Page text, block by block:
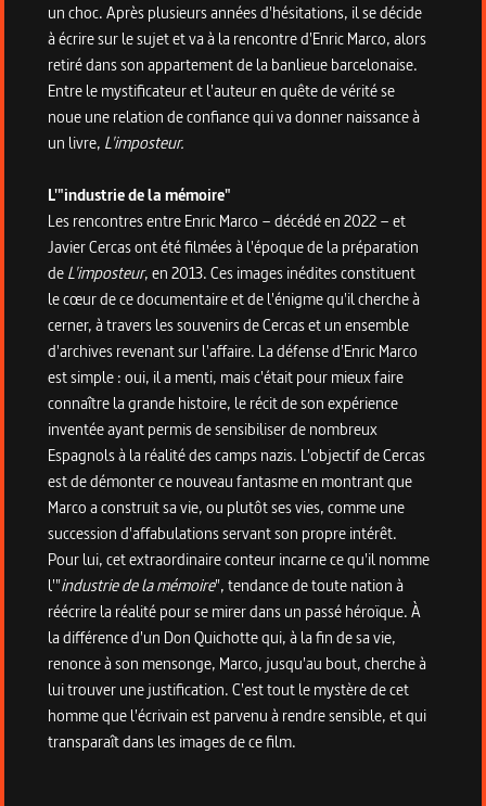
un choc. Après plusieurs années d'hésitations, il se décide
à écrire sur le sujet et va à la rencontre d'Enric Marco, alors
retiré dans son appartement de la banlieue barcelonaise.
Entre le mystificateur et l'auteur en quête de vérité se
noue une relation de confiance qui va donner naissance à
un livre, L'imposteur.
L'"industrie de la mémoire"
Les rencontres entre Enric Marco – décédé en 2022 – et
Javier Cercas ont été filmées à l'époque de la préparation
deL'imposteur, en 2013. Ces images inédites constituent
le cœur de ce documentaire et de l'énigme qu'il cherche à
cerner, à travers les souvenirs de Cercas et un ensemble
d'archives revenant sur l'affaire. La défense d'Enric Marco
est simple : oui, il a menti, mais c'était pour mieux faire
connaître la grande histoire, le récit de son expérience
inventée ayant permis de sensibiliser de nombreux
Espagnols à la réalité des camps nazis. L'objectif de Cercas
est de démonter ce nouveau fantasme en montrant que
Marco a construit sa vie, ou plutôt ses vies, comme une
succession d'affabulations servant son propre intérêt.
Pour lui, cet extraordinaire conteur incarne ce qu'il nomme
l'"industrie de la mémoire", tendance de toute nation à
réécrire la réalité pour se mirer dans un passé héroïque. À
la différence d'un Don Quichotte qui, à la fin de sa vie,
renonce à son mensonge, Marco, jusqu'au bout, cherche à
lui trouver une justification. C'est tout le mystère de cet
homme que l'écrivain est parvenu à rendre sensible, et qui
transparaît dans les images de ce film.